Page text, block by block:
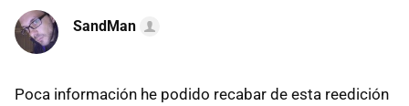
SandMan
Poca información he podido recabar de esta reedición